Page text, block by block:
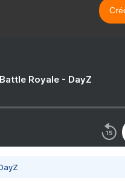
Royale - DayZ